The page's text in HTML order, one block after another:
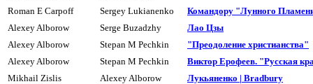
Roman E Carpoff
Sergey Lukianenko
Командоpy "Лyнного
Alexey Alborow
Serge Buzadzhy
Лао Цзы
Alexey Alborow
Stepan M Pechkin
"Преодоление христианства"
Alexey Alborow
Stepan M Pechkin
Виктор Ерофеев. "Русская
Mikhail Zislis
Alexey Alborow
Лукьяненко | Bradbury